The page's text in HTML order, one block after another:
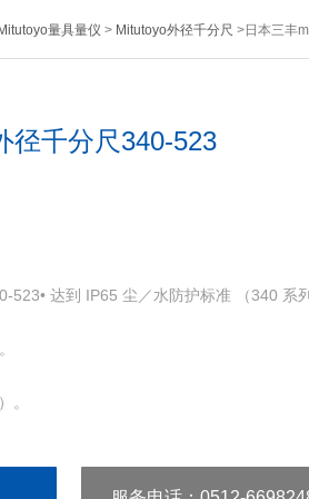
量具量仪 > Mitutoyo外径千分尺 >日本三丰
径千分尺340-523
523• 达到 IP65 尘／水防护标准 （340 系
。